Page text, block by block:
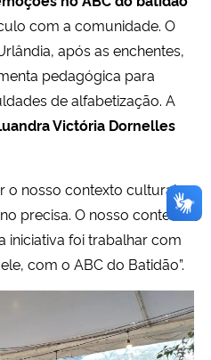
com a comunidade. O
após as enchentes,
pedagógica para
de alfabetização. A
Victória Dornelles
o nosso contexto cultural
precisa. O nosso contexto
iniciativa foi trabalhar com
com o ABC do Batidão”.